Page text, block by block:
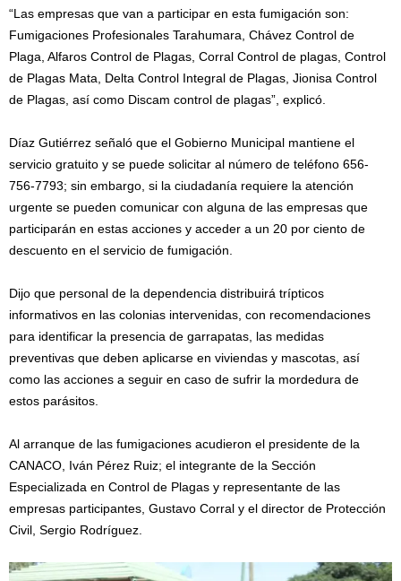
“Las empresas que van a participar en esta fumigación son:
Fumigaciones Profesionales Tarahumara, Chávez Control de
Plaga, Alfaros Control de Plagas, Corral Control de plagas, Control
de Plagas Mata, Delta Control Integral de Plagas, Jionisa Control
de Plagas, así como Discam control de plagas”, explicó.
Díaz Gutiérrez señaló que el Gobierno Municipal mantiene el
servicio gratuito y se puede solicitar al número de teléfono 656-
756-7793; sin embargo, si la ciudadanía requiere la atención
urgente se pueden comunicar con alguna de las empresas que
participarán en estas acciones y acceder a un 20 por ciento de
descuento en el servicio de fumigación.
Dijo que personal de la dependencia distribuirá trípticos
informativos en las colonias intervenidas, con recomendaciones
para identificar la presencia de garrapatas, las medidas
preventivas que deben aplicarse en viviendas y mascotas, así
como las acciones a seguir en caso de sufrir la mordedura de
estos parásitos.
Al arranque de las fumigaciones acudieron el presidente de la
CANACO, Iván Pérez Ruiz; el integrante de la Sección
Especializada en Control de Plagas y representante de las
empresas participantes, Gustavo Corral y el director de Protección
Civil, Sergio Rodríguez.